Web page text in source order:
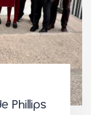
Phillips